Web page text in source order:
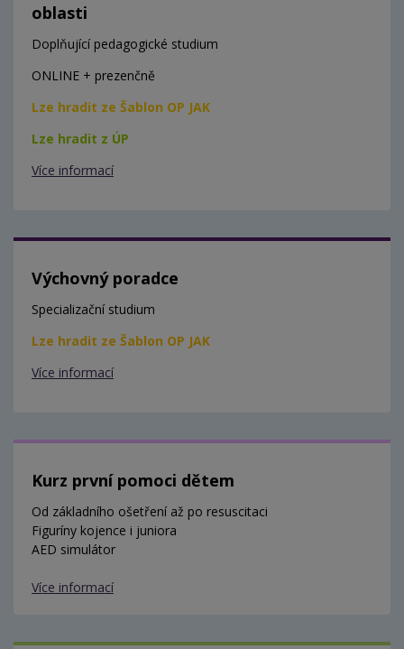
oblasti
Doplňující pedagogické studium
ONLINE + prezenčně
Lze hradit ze Šablon OP JAK
Lze hradit z ÚP
Více informací
Výchovný poradce
Specializační studium
Lze hradit ze Šablon OP JAK
Více informací
Kurz první pomoci dětem
Od základního ošetření až po resuscitaci
Figuríny kojence i juniora
AED simulátor
Více informací